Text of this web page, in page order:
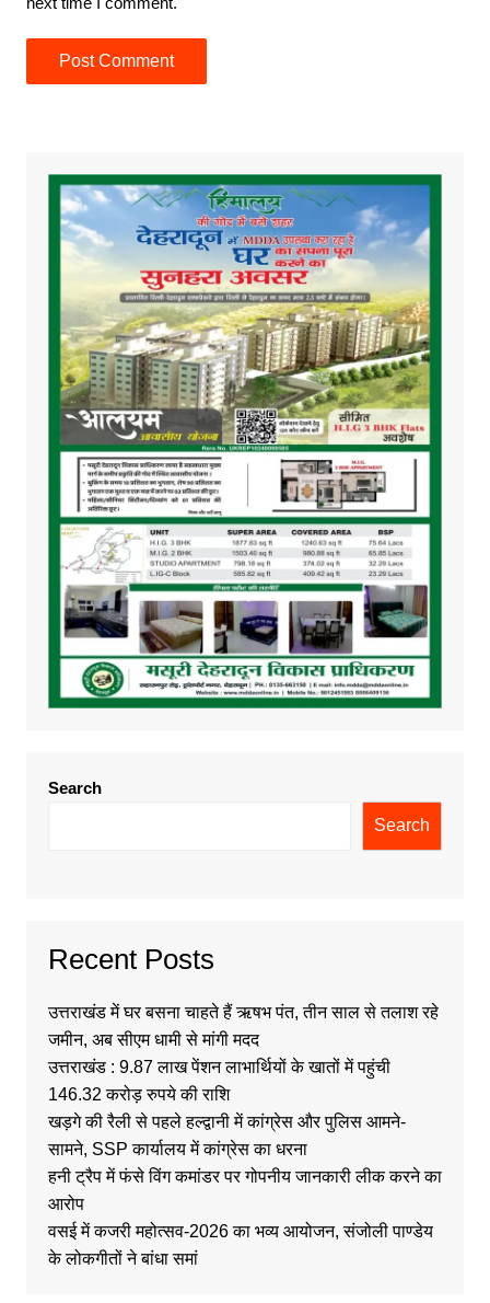
Search
Search
Recent Posts
उत्तराखंड में घर बसना चाहते हैं ऋषभ पंत, तीन साल से तलाश रहे
जमीन, अब सीएम धामी से मांगी मदद
उत्तराखंड : 9.87 लाख पेंशन लाभार्थियों के खातों में पहुंची
146.32 करोड़ रुपये की राशि
खड़गे की रैली से पहले हल्द्वानी में कांग्रेस और पुलिस आमने-
सामने, SSP कार्यालय में कांग्रेस का धरना
हनी ट्रैप में फंसे विंग कमांडर पर गोपनीय जानकारी लीक करने का
आरोप
वसई में कजरी महोत्सव-2026 का भव्य आयोजन, संजोली पाण्डेय
के लोकगीतों ने बांधा समां